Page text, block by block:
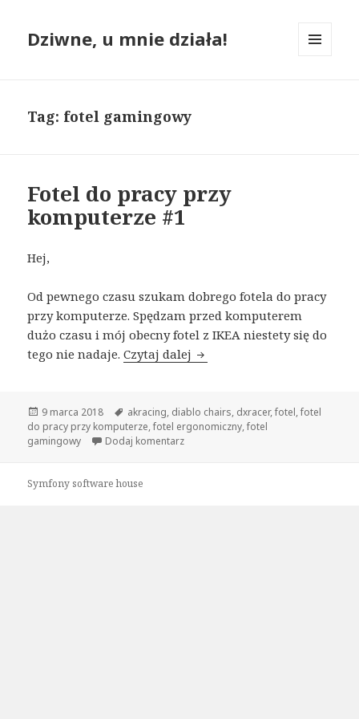
Dziwne, u mnie działa!
Tag: fotel gamingowy
Fotel do pracy przy
komputerze #1
Hej,
Od pewnego czasu szukam dobrego fotela do pracy
przy komputerze. Spędzam przed komputerem
dużo czasu i mój obecny fotel z IKEA niestety się do
tego nie nadaje.Czytaj dalej Fotel do pracy przy
Opublikowano
9 marca 2018 Tagi
akracing, diablo chairs, dxracer,fotel,fotel
do pracy przy komputerze,fotel ergonomiczny,fotel
gamingowy
Dodaj komentarzdo Fotel do pracy przy komputerze #1
Symfony software house